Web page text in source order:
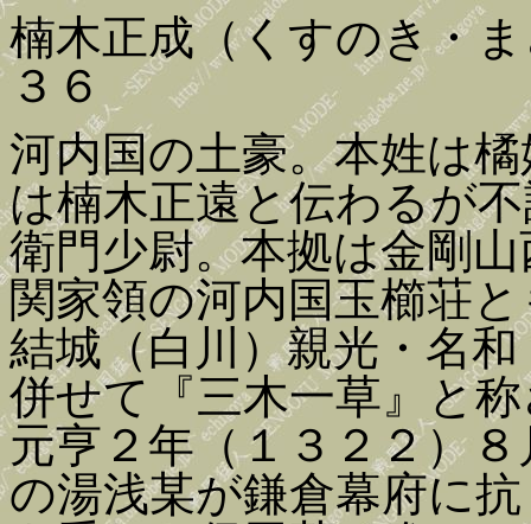
楠木正成（くすのき・
３６
河内国の土豪。本姓は
は楠木正遠と伝わるが
衛門少尉。本拠は金剛
関家領の河内国玉櫛荘
結城（白川）親光・名
併せて『三木一草』と
元亨２年（１３２２）
の湯浅某が鎌倉幕府に